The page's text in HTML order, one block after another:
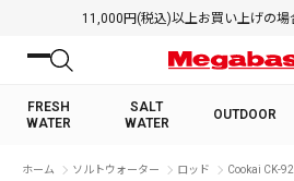
11,000円(税込)以上お買い上げの場
FRESH
WATER
SALT
WATER
OUTDOOR
絞り込み
ホーム ソルトウォーター ロッド Cookai CK-